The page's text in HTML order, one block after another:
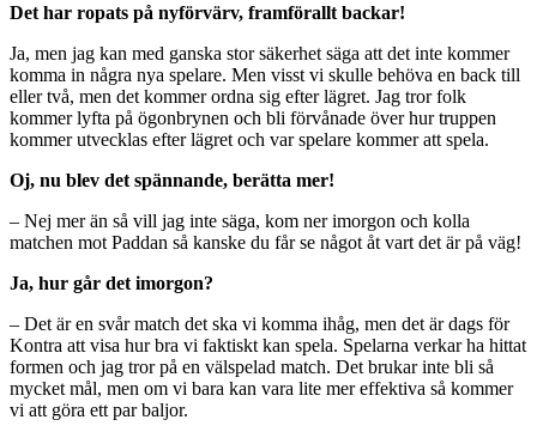
Det har ropats på nyförvärv, framförallt backar!
Ja, men jag kan med ganska stor säkerhet säga att det inte kommer
komma in några nya spelare. Men visst vi skulle behöva en back till
eller två, men det kommer ordna sig efter lägret. Jag tror folk
kommer lyfta på ögonbrynen och bli förvånade över hur truppen
kommer utvecklas efter lägret och var spelare kommer att spela.
Oj, nu blev det spännande, berätta mer!
– Nej mer än så vill jag inte säga, kom ner imorgon och kolla
matchen mot Paddan så kanske du får se något åt vart det är på väg!
Ja, hur går det imorgon?
– Det är en svår match det ska vi komma ihåg, men det är dags för
Kontra att visa hur bra vi faktiskt kan spela. Spelarna verkar ha hittat
formen och jag tror på en välspelad match. Det brukar inte bli så
mycket mål, men om vi bara kan vara lite mer effektiva så kommer
vi att göra ett par baljor.